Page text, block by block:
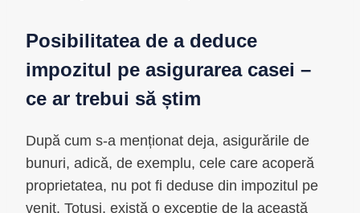
Posibilitatea de a deduce
impozitul pe asigurarea casei –
ce ar trebui să știm
După cum s-a menționat deja, asigurările de
bunuri, adică, de exemplu, cele care acoperă
proprietatea, nu pot fi deduse din impozitul pe
venit. Totuși, există o excepție de la această